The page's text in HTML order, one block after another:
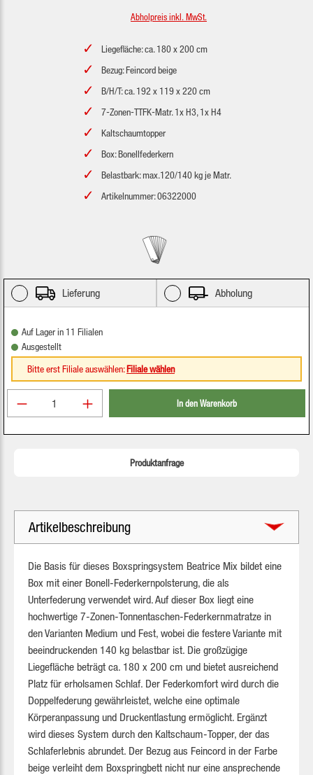
Abholpreis inkl. MwSt.
Liegefläche: ca. 180 x 200 cm
Bezug: Feincord beige
B/H/T: ca. 192 x 119 x 220 cm
7-Zonen-TTFK-Matr. 1x H3, 1x H4
Kaltschaumtopper
Box: Bonellfederkern
Belastbark: max.120/140 kg je Matr.
Artikelnummer: 06322000
Lieferung Abholung
Auf Lager in 11 Filialen
Ausgestellt
Bitte erst Filiale auswählen:Filiale wählen
Produkt Anzahl: Gib den gewünschten Wert ein
In den Warenkorb
Produktanfrage
Artikelbeschreibung
Die Basis für dieses Boxspringsystem Beatrice Mix bildet eine
Box mit einer Bonell-Federkernpolsterung, die als
Unterfederung verwendet wird. Auf dieser Box liegt eine
hochwertige 7-Zonen-Tonnentaschen-Federkernmatratze in
den Varianten Medium und Fest, wobei die festere Variante mit
beeindruckenden 140 kg belastbar ist. Die großzügige
Liegefläche beträgt ca. 180 x 200 cm und bietet ausreichend
Platz für erholsamen Schlaf. Der Federkomfort wird durch die
Doppelfederung gewährleistet, welche eine optimale
Körperanpassung und Druckentlastung ermöglicht. Ergänzt
wird dieses System durch den Kaltschaum-Topper, der das
Schlaferlebnis abrundet. Der Bezug aus Feincord in der Farbe
beige verleiht dem Boxspringbett nicht nur eine ansprechende